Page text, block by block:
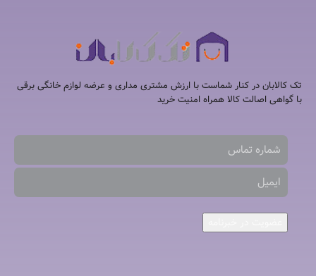
تک کالابان در کنار شماست با ارزش مشتری مداری و عرضه لوازم خانگی برقی
با گواهی اصالت کالا همراه امنیت خرید